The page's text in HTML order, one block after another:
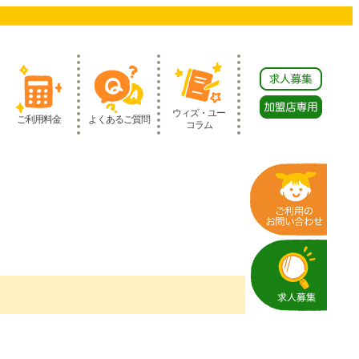
ご利用料金 よくあるご質問
ウィズ・ユー
コラム